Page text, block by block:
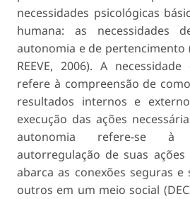
necessidades psicológicas
humana: as necessidades
autonomia e de pertencimento
REEVE, 2006). A
refere à compreensão de
resultados internos e
execução das ações
autonomia refere-se à
autorregulação de suas
abarca as conexões seguras
outros em um meio social